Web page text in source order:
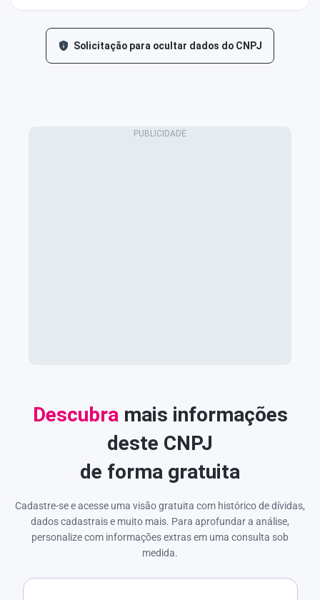
Solicitação para ocultar dados do CNPJ
Descubra mais informações
deste CNPJ
de forma gratuita
Cadastre-se e acesse uma visão gratuita com histórico de dívidas,
dados cadastrais e muito mais. Para aprofundar a análise,
personalize com informações extras em uma consulta sob
medida.